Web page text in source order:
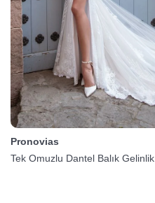
Pronovias
Tek Omuzlu Dantel Balık Gelinlik